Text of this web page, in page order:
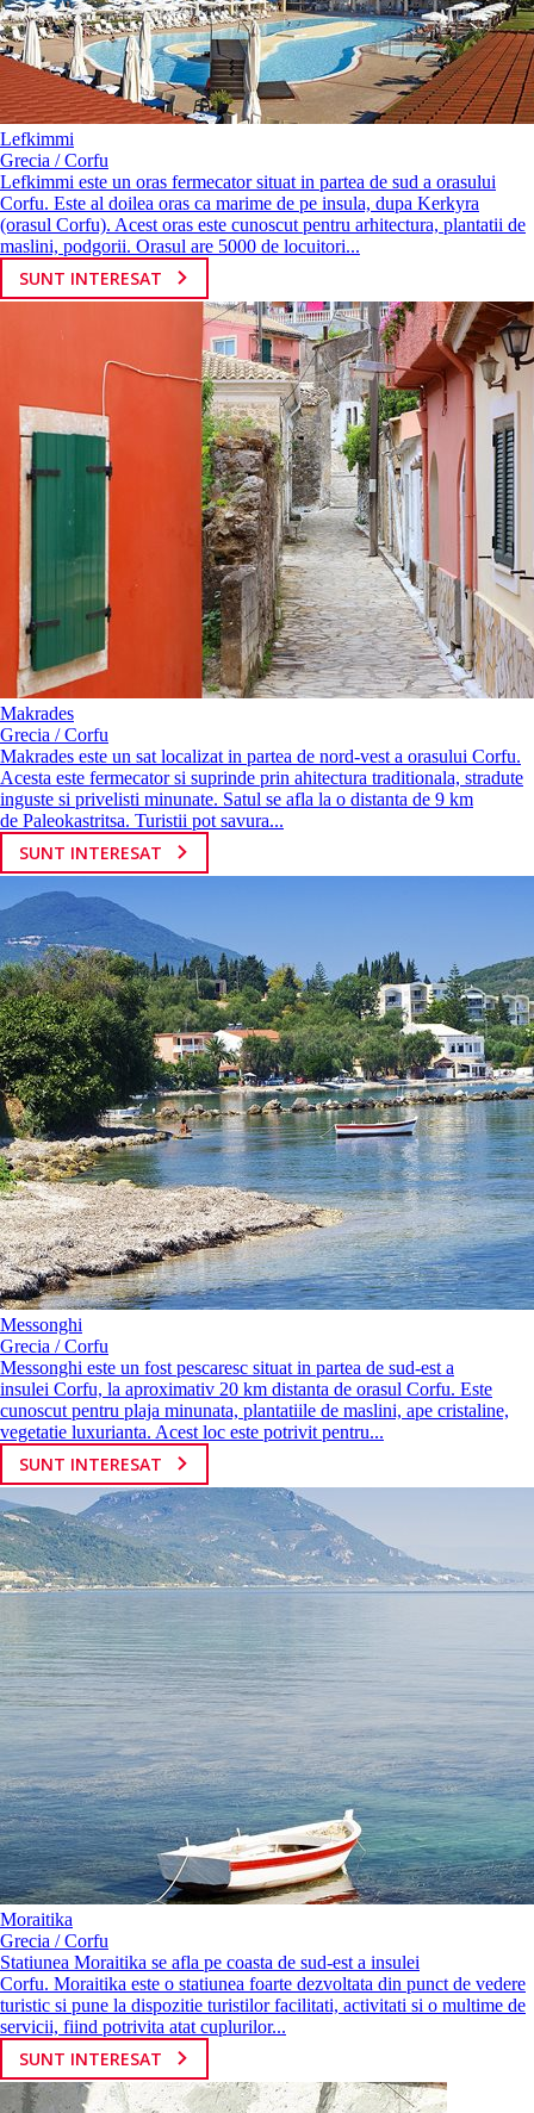
Lefkimmi
Grecia / Corfu
Lefkimmi este un oras fermecator situat in partea de sud a orasului
Corfu. Este al doilea oras ca marime de pe insula, dupa Kerkyra
(orasul Corfu). Acest oras este cunoscut pentru arhitectura, plantatii de
maslini, podgorii. Orasul are 5000 de locuitori...
SUNT INTERESAT
Makrades
Grecia / Corfu
Makrades este un sat localizat in partea de nord-vest a orasului Corfu.
Acesta este fermecator si suprinde prin ahitectura traditionala, stradute
inguste si privelisti minunate. Satul se afla la o distanta de 9 km
de Paleokastritsa. Turistii pot savura...
SUNT INTERESAT
Messonghi
Grecia / Corfu
Messonghi este un fost pescaresc situat in partea de sud-est a
insulei Corfu, la aproximativ 20 km distanta de orasul Corfu. Este
cunoscut pentru plaja minunata, plantatiile de maslini, ape cristaline,
vegetatie luxurianta. Acest loc este potrivit pentru...
SUNT INTERESAT
Moraitika
Grecia / Corfu
Statiunea Moraitika se afla pe coasta de sud-est a insulei
Corfu. Moraitika este o statiunea foarte dezvoltata din punct de vedere
turistic si pune la dispozitie turistilor facilitati, activitati si o multime de
servicii, fiind potrivita atat cuplurilor...
SUNT INTERESAT